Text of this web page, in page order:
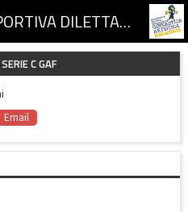
ASSOCIAZIONE SPORTIVA DILETTANTISTICA GINNASTICA ARTISTICA RECANATI
C GAF
Email